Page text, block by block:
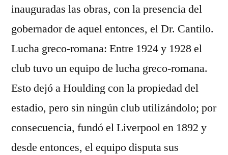
inauguradas las obras, con la presencia del
gobernador de aquel entonces, el Dr. Cantilo.
Lucha greco-romana: Entre 1924 y 1928 el
club tuvo un equipo de lucha greco-romana.
Esto dejó a Houlding con la propiedad del
estadio, pero sin ningún club utilizándolo; por
consecuencia, fundó el Liverpool en 1892 y
desde entonces, el equipo disputa sus